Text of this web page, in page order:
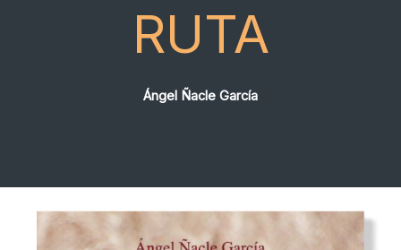
RUTA
Ángel Ñacle García